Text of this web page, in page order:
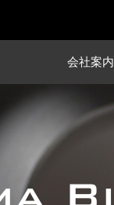
会社案内